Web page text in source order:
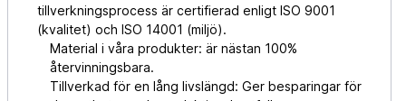
tillverkningsprocess är certifierad enligt ISO 9001
(kvalitet) och ISO 14001 (miljö).
Material i våra produkter: är nästan 100%
återvinningsbara.
Tillverkad för en lång livslängd: Ger besparingar för